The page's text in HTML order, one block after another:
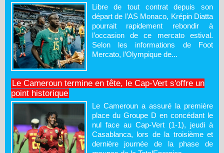
Libre de tout contrat depuis son
départ de l’AS Monaco, Krépin Diatta
pourrait rapidement rebondir à
l’occasion de ce mercato estival.
Selon les informations de Foot
Mercato, l’Olympique de...
Le Cameroun termine en tête, le Cap-Vert s'offre un
point historique
Le Cameroun a assuré la première
place du Groupe D en concédant le
nul face au Cap-Vert (1-1), jeudi à
Casablanca, lors de la troisième et
dernière journée de la phase de